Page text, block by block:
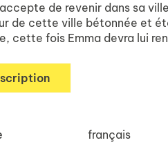
de revenir dans sa
de cette ville bétonnée et
cette fois Emma devra lui
français